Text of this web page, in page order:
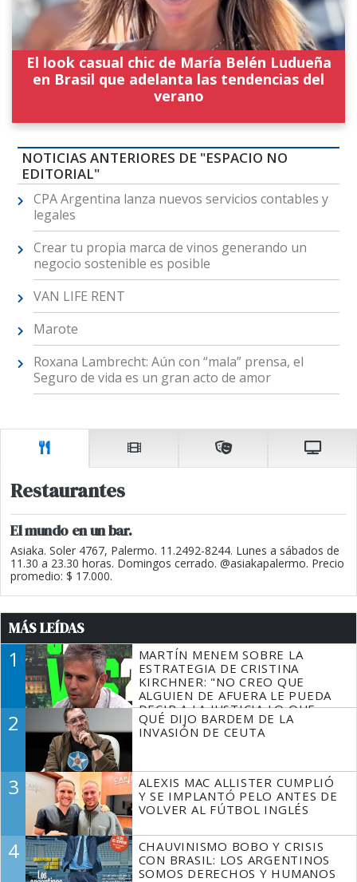
El look casual chic de María Belén Ludueña
en Brasil que adelanta las tendencias del
verano
NOTICIAS ANTERIORES DE "ESPACIO NO
EDITORIAL"
CPA Argentina lanza nuevos servicios contables y
legales
Crear tu propia marca de vinos generando un
negocio sostenible es posible
VAN LIFE RENT
Marote
Roxana Lambrecht: Aún con “mala” prensa, el
Seguro de vida es un gran acto de amor
Restaurantes
El mundo en un bar.
Asiaka. Soler 4767, Palermo. 11.2492-8244. Lunes a sábados de
11.30 a 23.30 horas. Domingos cerrado. @asiakapalermo. Precio
promedio: $ 17.000.
MÁS LEÍDAS
1
MARTÍN MENEM SOBRE LA
ESTRATEGIA DE CRISTINA
KIRCHNER: "NO CREO QUE
ALGUIEN DE AFUERA LE PUEDA
DECIR A LA JUSTICIA LO QUE
TIENE QUE HACER"
2
QUÉ DIJO BARDEM DE LA
INVASIÓN DE CEUTA
3
ALEXIS MAC ALLISTER CUMPLIÓ
Y SE IMPLANTÓ PELO ANTES DE
VOLVER AL FÚTBOL INGLÉS
4
CHAUVINISMO BOBO Y CRISIS
CON BRASIL: LOS ARGENTINOS
SOMOS DERECHOS Y HUMANOS